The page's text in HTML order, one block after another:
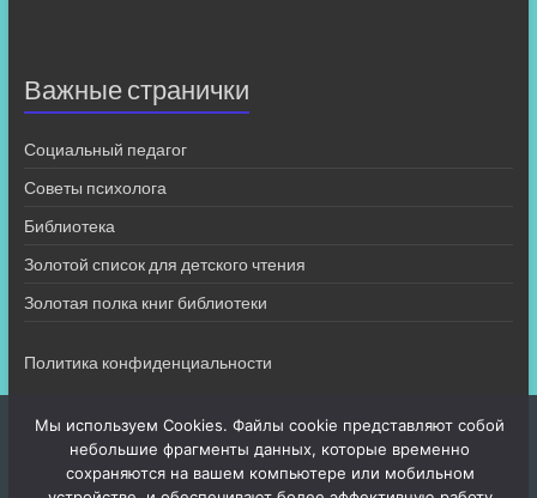
Важные странички
Социальный педагог
Советы психолога
Библиотека
Золотой список для детского чтения
Золотая полка книг библиотеки
Политика конфиденциальности
Мы используем Cookies. Файлы cookie представляют собой
небольшие фрагменты данных, которые временно
сохраняются на вашем компьютере или мобильном